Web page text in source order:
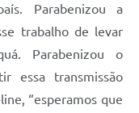
Parabenizou a
trabalho de levar
Parabenizou o
essa transmissão
“esperamos que